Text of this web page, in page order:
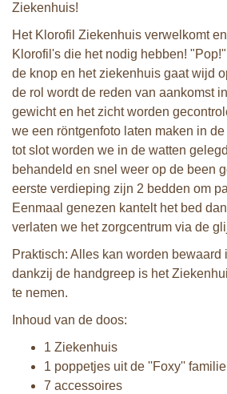
Ziekenhuis!
Het Klorofil Ziekenhuis verwelkomt
Klorofil's die het nodig hebben!
de knop en het ziekenhuis gaat wijd
de rol wordt de reden van aankomst
gewicht en het zicht worden
we een röntgenfoto laten maken in
tot slot worden we in de watten
behandeld en snel weer op de been
eerste verdieping zijn 2 bedden om
Eenmaal genezen kantelt het bed
verlaten we het zorgcentrum via de
Praktisch: Alles kan worden bewaard
dankzij de handgreep is het
te nemen.
Inhoud van de doos:
1 Ziekenhuis
1 poppetjes uit de ''Foxy''
7 accessoires